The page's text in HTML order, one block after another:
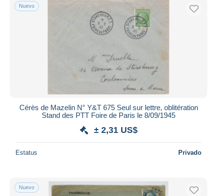
Aplicar
Nuevo
Cérès de Mazelin N° Y&T 675 Seul sur lettre, oblitération
Stand des PTT Foire de Paris le 8/09/1945
± 2,31 US$
Estatus Privado
Nuevo